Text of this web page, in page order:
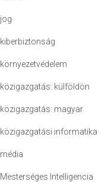
jog
kiberbiztonság
környezetvédelem
közigazgatás: külföldön
közigazgatás: magyar
közigazgatási informatika
média
Mesterséges Intelligencia